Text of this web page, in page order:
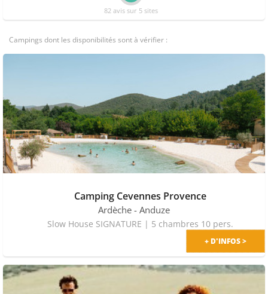
82 avis sur 5 sites
Campings dont les disponibilités sont à vérifier :
Camping Cevennes Provence
Ardèche - Anduze
Slow House SIGNATURE | 5 chambres 10 pers.
+ D'INFOS >